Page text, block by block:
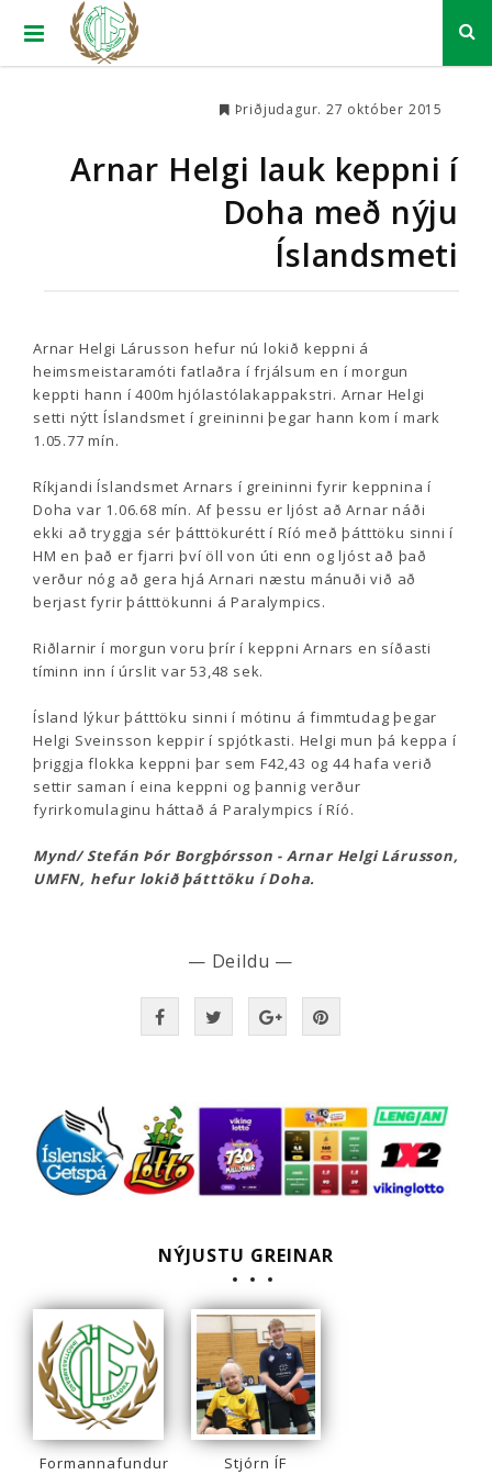
Þriðjudagur. 27 október 2015
Arnar Helgi lauk keppni í
Doha með nýju
Íslandsmeti
Arnar Helgi Lárusson hefur nú lokið keppni á
heimsmeistaramóti fatlaðra í frjálsum en í morgun
keppti hann í 400m hjólastólakappakstri. Arnar Helgi
setti nýtt Íslandsmet í greininni þegar hann kom í mark
1.05.77 mín.
Ríkjandi Íslandsmet Arnars í greininni fyrir keppnina í
Doha var 1.06.68 mín. Af þessu er ljóst að Arnar náði
ekki að tryggja sér þátttökurétt í Ríó með þátttöku sinni í
HM en það er fjarri því öll von úti enn og ljóst að það
verður nóg að gera hjá Arnari næstu mánuði við að
berjast fyrir þátttökunni á Paralympics.
Riðlarnir í morgun voru þrír í keppni Arnars en síðasti
tíminn inn í úrslit var 53,48 sek.
Ísland lýkur þátttöku sinni í mótinu á fimmtudag þegar
Helgi Sveinsson keppir í spjótkasti. Helgi mun þá keppa í
þriggja flokka keppni þar sem F42,43 og 44 hafa verið
settir saman í eina keppni og þannig verður
fyrirkomulaginu háttað á Paralympics í Ríó.
Mynd/ Stefán Þór Borgþórsson - Arnar Helgi Lárusson,
UMFN, hefur lokið þátttöku í Doha.
— Deildu —
NÝJUSTU GREINAR
Formannafundur
Stjórn ÍF